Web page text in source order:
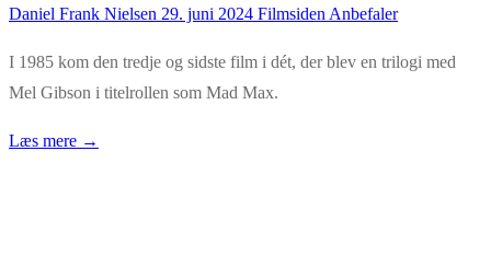
Daniel Frank Nielsen 29. juni 2024 Filmsiden Anbefaler
I 1985 kom den tredje og sidste film i dét, der blev en trilogi med
Mel Gibson i titelrollen som Mad Max.
Læs mere →